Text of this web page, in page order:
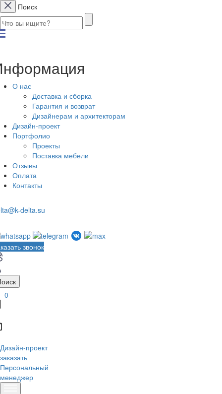
Поиск
О нас
Доставка и сборка
Гарантия и возврат
Дизайнерам и архитекторам
Дизайн-проект
Портфолио
Проекты
Поставка мебели
Отзывы
Оплата
Контакты
delta.su
звонок
0
Дизайн-проект
заказать
Персональный
менеджер